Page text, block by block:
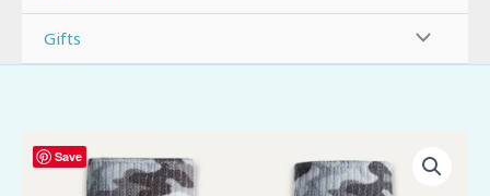
Gifts
Save
Goo-
eez